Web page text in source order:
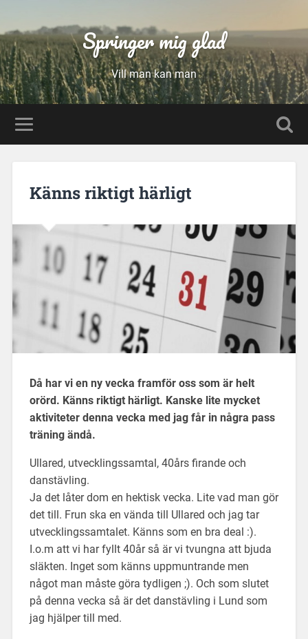
Springer mig glad
Vill man kan man
Känns riktigt härligt
Då har vi en ny vecka framför oss som är helt
orörd. Känns riktigt härligt. Kanske lite mycket
aktiviteter denna vecka med jag får in några pass
träning ändå.
Ullared, utvecklingssamtal, 40års firande och
danstävling.
Ja det låter dom en hektisk vecka. Lite vad man gör
det till. Frun ska en vända till Ullared och jag tar
utvecklingssamtalet. Känns som en bra deal :).
I.o.m att vi har fyllt 40år så är vi tvungna att bjuda
släkten. Inget som känns uppmuntrande men
något man måste göra tydligen ;). Och som slutet
på denna vecka så är det danstävling i Lund som
jag hjälper till med.